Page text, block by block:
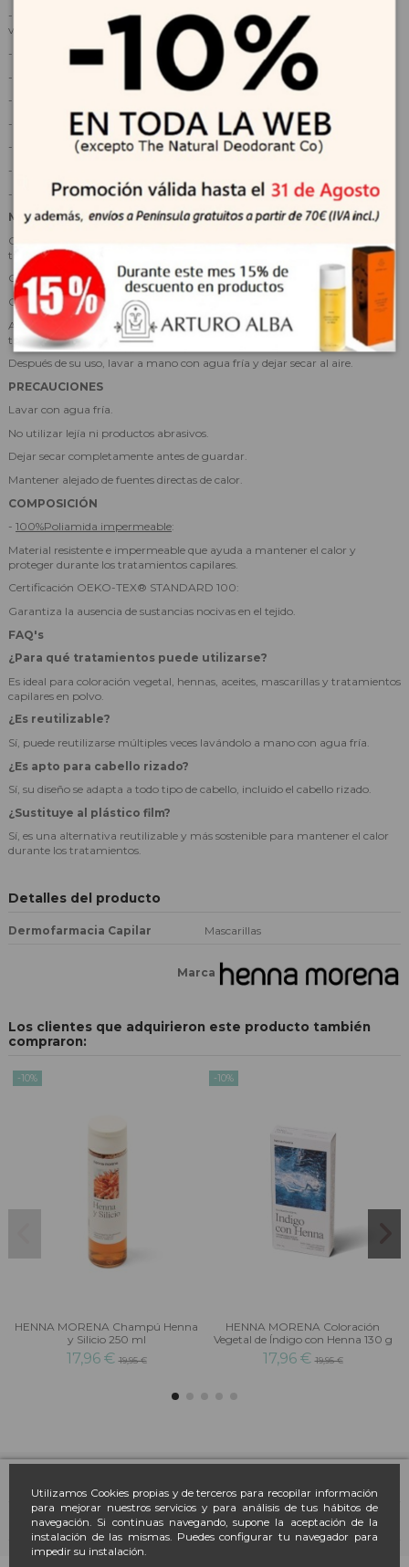
Utilizamos Cookies propias y de terceros para recopilar información
para mejorar nuestros servicios y para análisis de tus hábitos de
navegación. Si continuas navegando, supone la aceptación de la
instalación de las mismas. Puedes configurar tu navegador para
impedir su instalación.
- Facilita la aplicación de tratamientos capilares, aceites y coloraciones
vegetales.
- Ayuda a mantener el calor durante el tratamiento.
- Protege el cuero cabelludo y evita goteos.
- Diseño cómodo y adaptable a diferentes tamaños de cabeza.
- Reutilizable y fácil de lavar.
- Secado rápido.
- Alternativa sostenible al plástico film.
- Apto para todo tipo de cabello, incluso rizado.
MODO DE EMPLEO
Coloque el turbante directamente sobre el cabello impregnado con el
tratamiento o cataplasma.
Cubra completamente la cabeza como si fuera una capucha.
Cruce los extremos inferiores y recójalos hacia la frente.
Anude firmemente para mantener el turbante fijo durante todo el
tratamiento.
Después de su uso, lavar a mano con agua fría y dejar secar al aire.
PRECAUCIONES
Lavar con agua fría.
No utilizar lejía ni productos abrasivos.
Dejar secar completamente antes de guardar.
Mantener alejado de fuentes directas de calor.
COMPOSICIÓN
- 100%Poliamida impermeable:
Material resistente e impermeable que ayuda a mantener el calor y
proteger durante los tratamientos capilares.
Certificación OEKO-TEX® STANDARD 100:
Garantiza la ausencia de sustancias nocivas en el tejido.
FAQ's
¿Para qué tratamientos puede utilizarse?
Es ideal para coloración vegetal, hennas, aceites, mascarillas y tratamientos
capilares en polvo.
¿Es reutilizable?
Sí, puede reutilizarse múltiples veces lavándolo a mano con agua fría.
¿Es apto para cabello rizado?
Sí, su diseño se adapta a todo tipo de cabello, incluido el cabello rizado.
¿Sustituye al plástico film?
Sí, es una alternativa reutilizable y más sostenible para mantener el calor
durante los tratamientos.
Detalles del producto
Dermofarmacia Capilar Mascarillas
Marca
Los clientes que adquirieron este producto también
compraron:
-10%
HENNA MORENA Champú Henna
y Silicio 250 ml
17,96 €19,95 €
-10%
HENNA MORENA Coloración
Vegetal de Índigo con Henna 130 g
17,96 €19,95 €
Farmacia March
Contacto